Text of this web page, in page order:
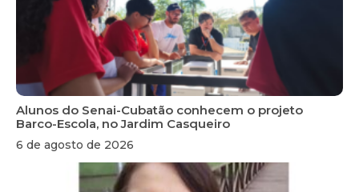
Alunos do Senai-Cubatão conhecem o projeto
Barco-Escola, no Jardim Casqueiro
6 de agosto de 2026